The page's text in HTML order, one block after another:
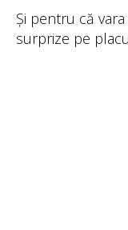
Și pentru că
surprize pe